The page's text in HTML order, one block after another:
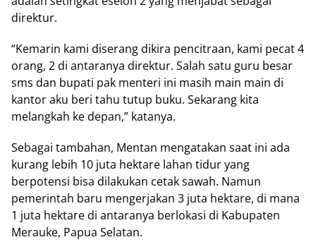
direktur.
“Kemarin kami diserang dikira pencitraan, kami pecat 4
orang, 2 di antaranya direktur. Salah satu guru besar
sms dan bupati pak menteri ini masih main main di
kantor aku beri tahu tutup buku. Sekarang kita
melangkah ke depan,” katanya.
Sebagai tambahan, Mentan mengatakan saat ini ada
kurang lebih 10 juta hektare lahan tidur yang
berpotensi bisa dilakukan cetak sawah. Namun
pemerintah baru mengerjakan 3 juta hektare, di mana
1 juta hektare di antaranya berlokasi di Kabupaten
Merauke, Papua Selatan.